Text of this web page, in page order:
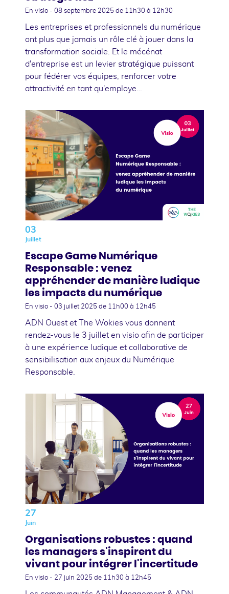
En visio - 08 septembre 2025 de 11h30 à 12h30
Les entreprises et professionnels du numérique
ont plus que jamais un rôle clé à jouer dans la
transformation sociale. Et le mécénat
d'entreprise est un levier stratégique puissant
pour fédérer vos équipes, renforcer votre
attractivité en tant qu'employe…
03
Juillet
Escape Game Numérique
Responsable : venez
appréhender de manière ludique
les impacts du numérique
En visio - 03 juillet 2025 de 11h00 à 12h45
ADN Ouest et The Wokies vous donnent
rendez-vous le 3 juillet en visio afin de participer
à une expérience ludique et collaborative de
sensibilisation aux enjeux du Numérique
Responsable.
27
Juin
Organisations robustes : quand
les managers s'inspirent du
vivant pour intégrer l'incertitude
En visio - 27 juin 2025 de 11h30 à 12h45